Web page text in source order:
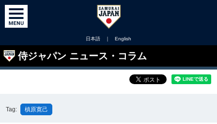
日本語 ｜ English
侍ジャパン ニュース・コラム
Tag: 槙原寛己